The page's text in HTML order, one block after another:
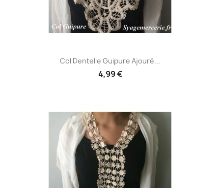
Col Dentelle Guipure Ajouré...
4,99 €